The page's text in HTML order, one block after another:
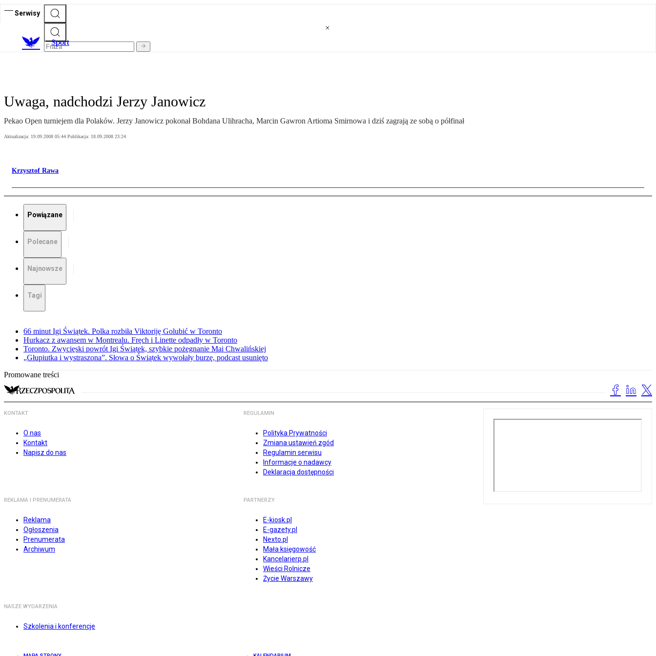
Serwisy
Sport
Uwaga, nadchodzi Jerzy Janowicz
Pekao Open turniejem dla Polaków. Jerzy Janowicz pokonał Bohdana Ulihracha, Marcin Gawron Artioma Smirnowa i dziś zagrają ze sobą o półfinał
Aktualizacja: 19.09.2008 05:44 Publikacja: 18.09.2008 23:24
Krzysztof Rawa
Powiązane
Polecane
Najnowsze
Tagi
66 minut Igi Świątek. Polka rozbiła Viktoriję Golubić w Toronto
Hurkacz z awansem w Montrealu. Fręch i Linette odpadły w Toronto
Toronto. Zwycięski powrót Igi Świątek, szybkie pożegnanie Mai Chwalińskiej
„Głupiutka i wystraszona”. Słowa o Świątek wywołały burzę, podcast usunięto
Promowane treści
KONTAKT
O nas
Kontakt
Napisz do nas
REGULAMIN
Polityka Prywatności
Zmiana ustawień zgód
Regulamin serwisu
Informacje o nadawcy
Deklaracja dostępności
REKLAMA I PRENUMERATA
Reklama
Ogłoszenia
Prenumerata
Archiwum
PARTNERZY
E-kiosk.pl
E-gazety.pl
Nexto.pl
Mała księgowość
Kancelarierp.pl
Wieści Rolnicze
Życie Warszawy
NASZE WYDARZENIA
Szkolenia i konferencje